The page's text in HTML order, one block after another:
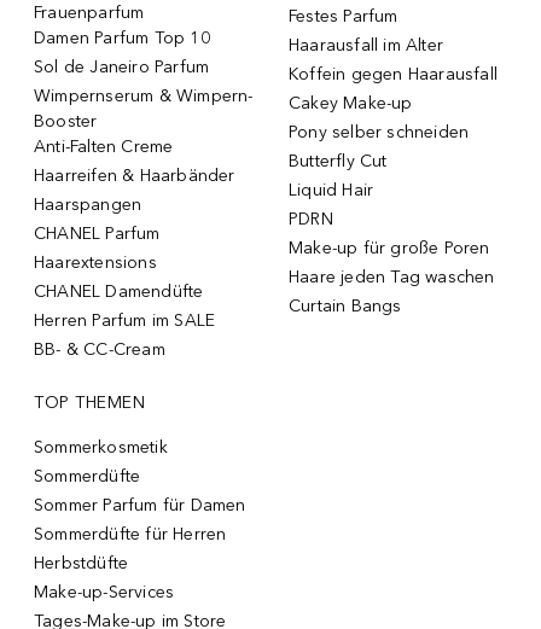
Frauenparfum
Damen Parfum Top 10
Sol de Janeiro Parfum
Wimpernserum & Wimpern-
Booster
Anti-Falten Creme
Haarreifen & Haarbänder
Haarspangen
CHANEL Parfum
Haarextensions
CHANEL Damendüfte
Herren Parfum im SALE
BB- & CC-Cream
Festes Parfum
Haarausfall im Alter
Koffein gegen Haarausfall
Cakey Make-up
Pony selber schneiden
Butterfly Cut
Liquid Hair
PDRN
Make-up für große Poren
Haare jeden Tag waschen
Curtain Bangs
TOP THEMEN
Sommerkosmetik
Sommerdüfte
Sommer Parfum für Damen
Sommerdüfte für Herren
Herbstdüfte
Make-up-Services
Tages-Make-up im Store